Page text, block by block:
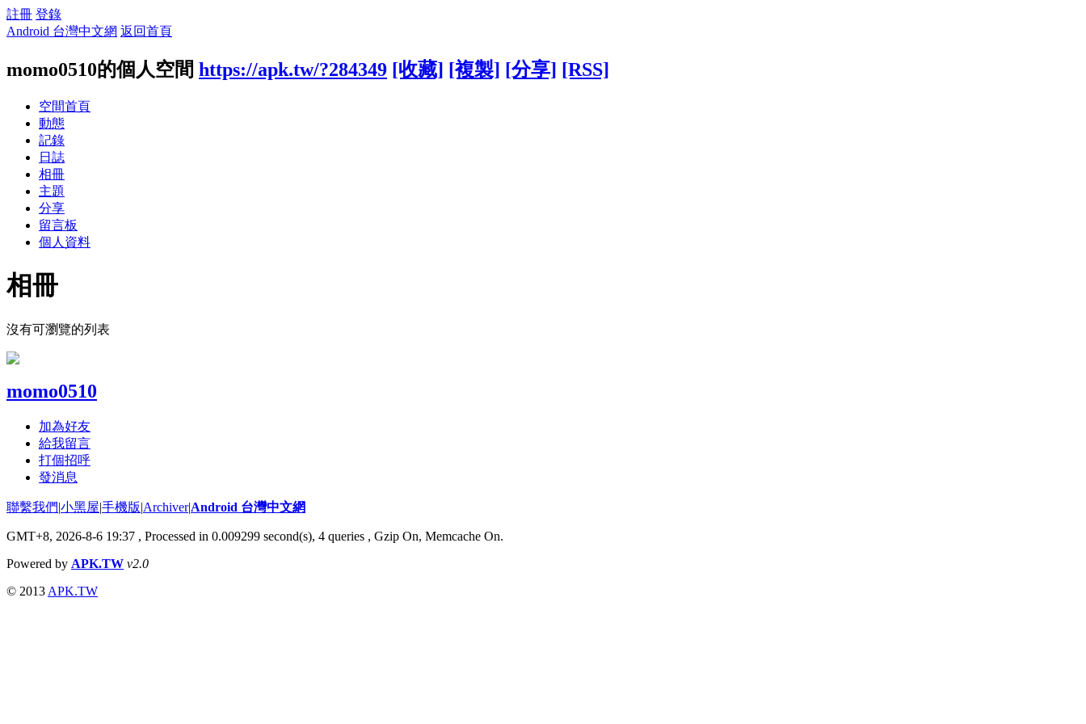
註冊 登錄
Android 台灣中文網 返回首頁
momo0510的個人空間 https://apk.tw/?284349 [收藏] [複製] [分享] [RSS]
空間首頁
動態
記錄
日誌
相冊
主題
分享
留言板
個人資料
相冊
沒有可瀏覽的列表
momo0510
加為好友
給我留言
打個招呼
發消息
聯繫我們|小黑屋|手機版|Archiver|Android 台灣中文網
GMT+8, 2026-8-6 19:37 , Processed in 0.009299 second(s), 4 queries , Gzip On, Memcache On.
Powered by APK.TW v2.0
© 2013 APK.TW